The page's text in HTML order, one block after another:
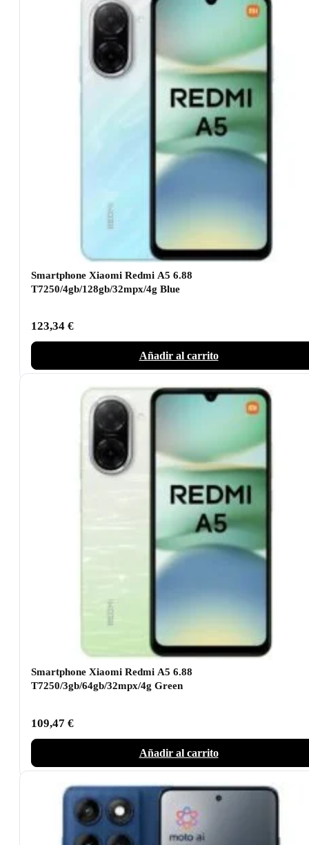
Smartphone Xiaomi Redmi A5 6.88
T7250/4gb/128gb/32mpx/4g Blue
123,34 €
Añadir al carrito
Smartphone Xiaomi Redmi A5 6.88
T7250/3gb/64gb/32mpx/4g Green
109,47 €
Añadir al carrito